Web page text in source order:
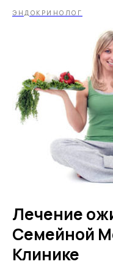
ЭНДОКРИНОЛОГ
Лечение
Семейной
Клинике